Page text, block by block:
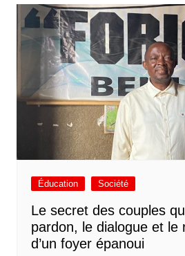
Éducation Société
Le secret des couples
pardon, le dialogue et le
d’un foyer épanoui